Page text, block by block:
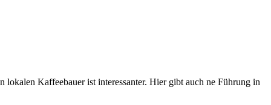
Kaffeebauer ist interessanter. Hier gibt auch ne Führung in